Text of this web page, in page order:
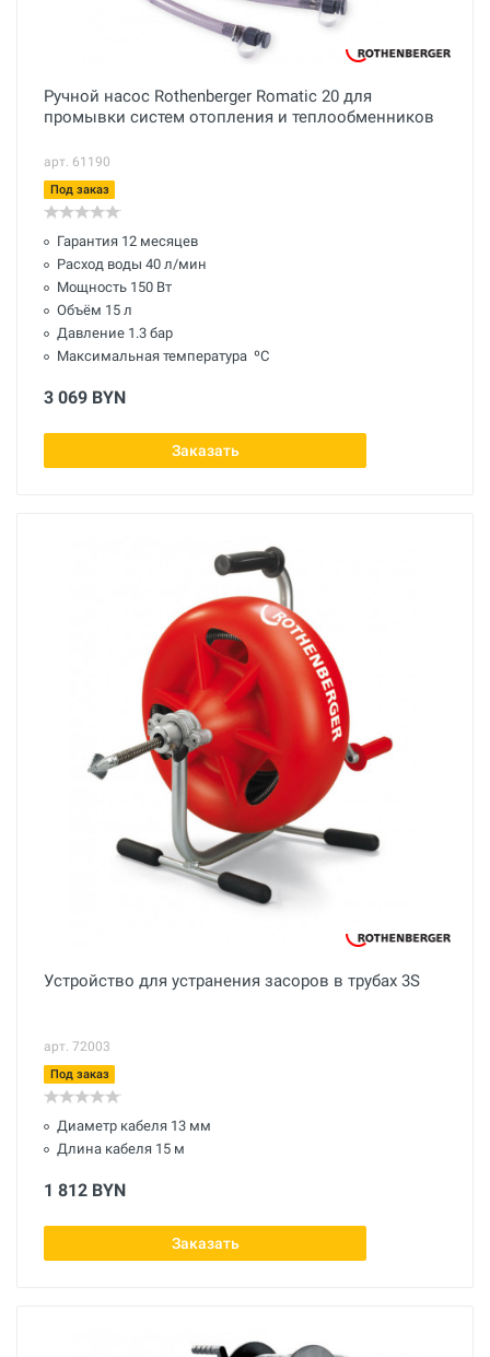
Ручной насос Rothenberger Romatic 20 для
промывки систем отопления и теплообменников
арт. 61190
Под заказ
Гарантия 12 месяцев
Расход воды 40 л/мин
Мощность 150 Вт
Объём 15 л
Давление 1.3 бар
Максимальная температура ºС
3 069 BYN
Заказать
Устройство для устранения засоров в трубах 3S
арт. 72003
Под заказ
Диаметр кабеля 13 мм
Длина кабеля 15 м
1 812 BYN
Заказать